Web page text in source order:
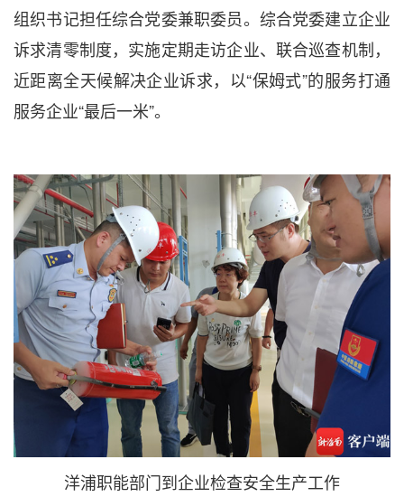
组织书记担任综合党委兼职委员。综合党委建立企业
诉求清零制度，实施定期走访企业、联合巡查机制，
近距离全天候解决企业诉求，以“保姆式”的服务打通
服务企业“最后一米”。
洋浦职能部门到企业检查安全生产工作